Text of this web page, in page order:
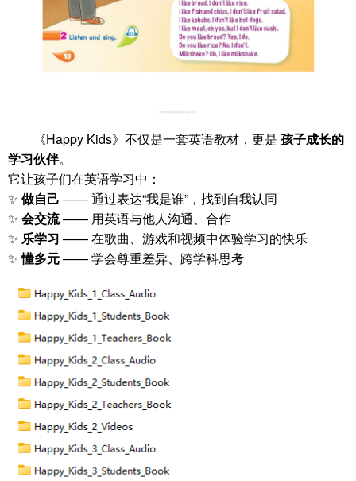
《Happy Kids》不仅是一套英语教材，更是 孩子成长的
学习伙伴。
它让孩子们在英语学习中：
✨ 做自己 —— 通过表达“我是谁”，找到自我认同
✨ 会交流—— 用英语与他人沟通、合作
✨ 乐学习 —— 在歌曲、游戏和视频中体验学习的快乐
✨懂多元—— 学会尊重差异、跨学科思考